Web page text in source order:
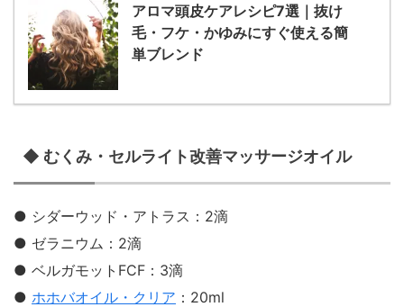
アロマ頭皮ケアレシピ7選｜抜け
毛・フケ・かゆみにすぐ使える簡
単ブレンド
◆ むくみ・セルライト改善マッサージオイル
● シダーウッド・アトラス：2滴
● ゼラニウム：2滴
● ベルガモットFCF：3滴
● ホホバオイル・クリア ：20ml